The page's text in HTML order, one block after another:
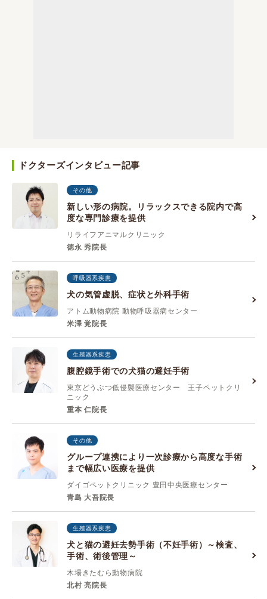
ドクターズインタビュー記事
その他
新しい形の病院。リラックスできる院内で高
度な専門診療を提供
リライフアニマルクリニック
徳永 秀院長
呼吸器系疾患
犬の気管虚脱、症状と外科手術
アトム動物病院 動物呼吸器病センター
米澤 覚院長
生殖器系疾患
腹腔鏡手術での犬猫の避妊手術
東京どうぶつ低侵襲医療センター 王子ペットクリ
ニック
重本 仁院長
その他
グループ連携により一次診療から高度な手術
まで幅広い医療を提供
ダイゴペットクリニック 豊田中央医療センター
青島 大吾院長
生殖器系疾患
犬と猫の避妊去勢手術（不妊手術）～検査、
手術、術後管理～
木場きたむら動物病院
北村 亮院長